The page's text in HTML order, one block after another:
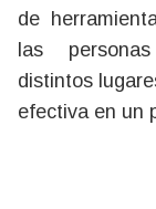
de
las
distintos
efectiva en un